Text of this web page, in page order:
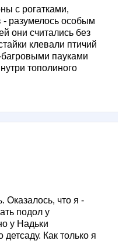
с рогатками,
- разумелось особым
они считались без
клевали птичий
багровыми пауками
тополиного
Оказалось, что я -
подол у
у Надьки
Как только я